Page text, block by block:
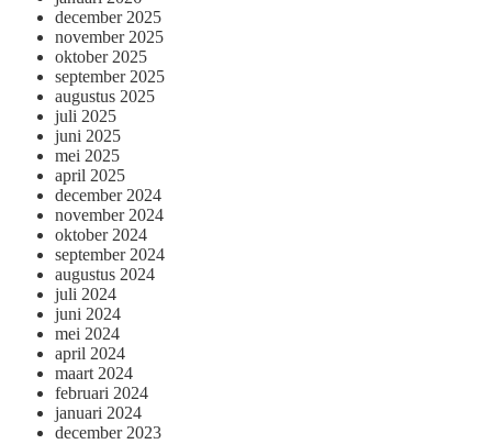
december 2025
november 2025
oktober 2025
september 2025
augustus 2025
juli 2025
juni 2025
mei 2025
april 2025
december 2024
november 2024
oktober 2024
september 2024
augustus 2024
juli 2024
juni 2024
mei 2024
april 2024
maart 2024
februari 2024
januari 2024
december 2023